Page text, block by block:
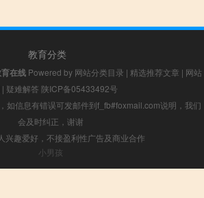
教育分类
在线 Powered by 网站分类目录 | 精选推荐文章 | 网站
| 疑难解答 陕ICP备05433492号
如信息有错误可发邮件到f_fb#foxmail.com说明，我们
会及时纠正，谢谢
兴趣爱好，不接盈利性广告及商业合作
小男孩